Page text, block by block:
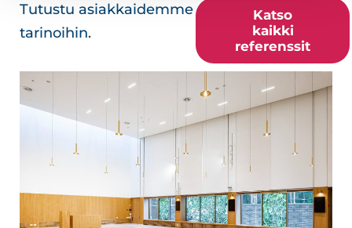
Tutustu asiakkaidemme
tarinoihin.
Katso
kaikki
referenssit